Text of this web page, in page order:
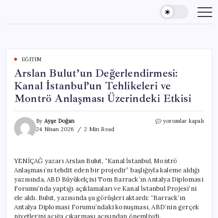
content
EĞITIM
Arslan Bulut’un Değerlendirmesi:
Kanal İstanbul’un Tehlikeleri ve
Montrö Anlaşması Üzerindeki Etkisi
By Ayşe Doğan
24 Nisan 2026
2 Min Read
Arslan
Tehlikeleri
ve
Montrö
Anlaşması
Üzerindeki
Etkisi
için
yorumlar kapalı
YENİÇAĞ yazarı Arslan Bulut, “Kanal İstanbul, Montrö
Anlaşması’nı tehdit eden bir projedir” başlığıyla kaleme aldığı
yazısında, ABD Büyükelçisi Tom Barrack’ın Antalya Diplomasi
Forumu’nda yaptığı açıklamaları ve Kanal İstanbul Projesi’ni
ele aldı. Bulut, yazısında şu görüşleri aktardı: “Barrack’ın
Antalya Diplomasi Forumu’ndaki konuşması, ABD’nin gerçek
niyetlerini açığa çıkarması açısından önemliydi.